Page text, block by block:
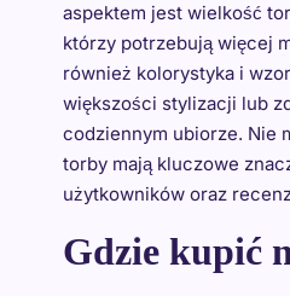
aspektem jest wielkość
którzy potrzebują więcej
również kolorystyka i
większości stylizacji lub
codziennym ubiorze. Nie
torby mają kluczowe
użytkowników oraz
Gdzie kupić